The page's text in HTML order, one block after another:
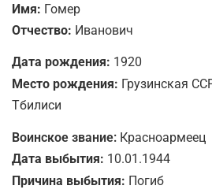
Имя: Гомер
Отчество: Иванович
Дата рождения: 1920
Место рождения: Грузинская
Тбилиси
Воинское звание: Красноармеец
Дата выбытия: 10.01.1944
Причина выбытия: Погиб